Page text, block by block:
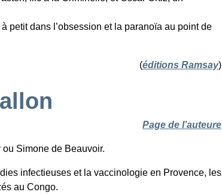
petit dans l’obsession et la paranoïa au point de
(éditions Ramsay)
Page de l’auteure
Simone de Beauvoir.
infectieuses et la vaccinologie en Provence, les
au Congo.